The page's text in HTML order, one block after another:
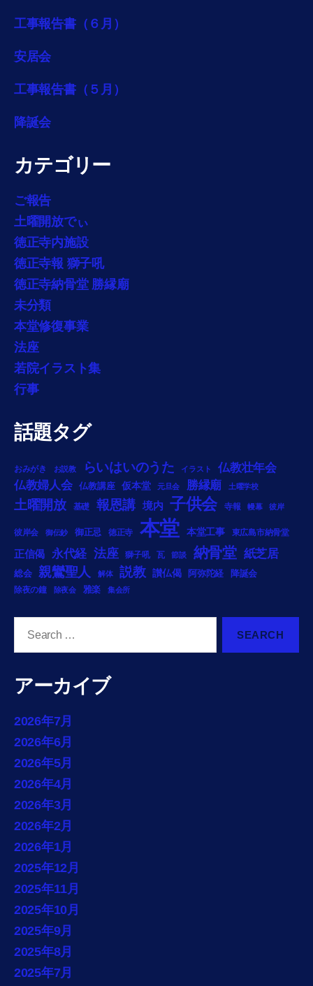
工事報告書（６月）
安居会
工事報告書（５月）
降誕会
カテゴリー
ご報告
土曜開放でぃ
徳正寺内施設
徳正寺報 獅子吼
徳正寺納骨堂 勝縁廟
未分類
本堂修復事業
法座
若院イラスト集
行事
話題タグ
おみがき お説教 らいはいのうた イラスト
仏教壮年会
仏教婦人会
仏教講座 仮本堂 元旦会 勝縁廟 土曜学校
土曜開放 基礎 報恩講 境内 子供会 寺報 幔幕 彼岸
彼岸会 御伝鈔 御正忌 徳正寺 本堂 本堂工事 東広島市納骨堂
正信偈 永代経 法座 獅子吼 瓦 節談 納骨堂 紙芝居
総会 親鸞聖人 解体 説教 讃仏偈 阿弥陀経 降誕会
除夜の鐘 除夜会 雅楽 集会所
アーカイブ
2026年7月
2026年6月
2026年5月
2026年4月
2026年3月
2026年2月
2026年1月
2025年12月
2025年11月
2025年10月
2025年9月
2025年8月
2025年7月